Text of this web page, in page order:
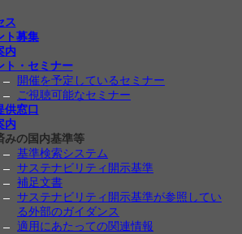
ス
ト募集
内
ト・セミナー
開催を予定しているセミナー
ご視聴可能なセミナー
供窓口
内
みの国内基準等
基準検索システム
サステナビリティ開示基準
補足文書
サステナビリティ開示基準が参照してい
る外部のガイダンス
適用にあたっての関連情報